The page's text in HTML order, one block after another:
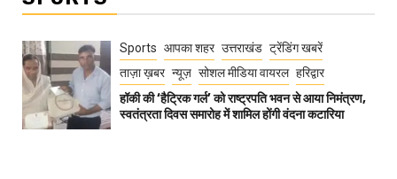
Sports आपका शहर उत्तराखंड ट्रेंडिंग खबरें
ताज़ा ख़बर न्यूज़ सोशल मीडिया वायरल हरिद्वार
हॉकी की ‘हैट्रिक गर्ल’ को राष्ट्रपति भवन से आया निमंत्रण,
स्वतंत्रता दिवस समारोह में शामिल होंगी वंदना कटारिया